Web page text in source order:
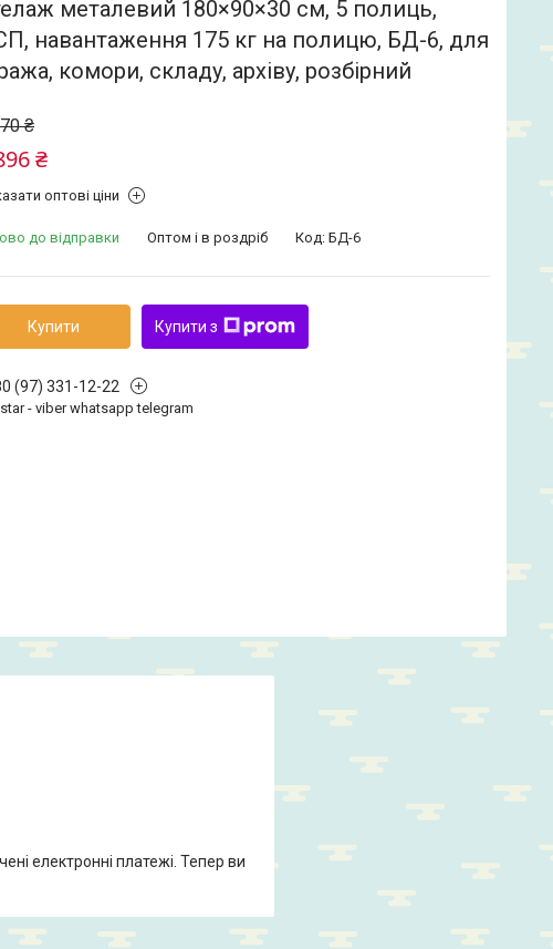
металевий 180×90×30 см, 5 полиць,
навантаження 175 кг на полицю, БД-6, для
комори, складу, архіву, розбірний
₴
₴
оптові ціни
до відправки Оптом і в роздріб Код: БД-6
Купити Купити з
(97) 331-12-22
- viber whatsapp telegram
електронні платежі. Тепер ви